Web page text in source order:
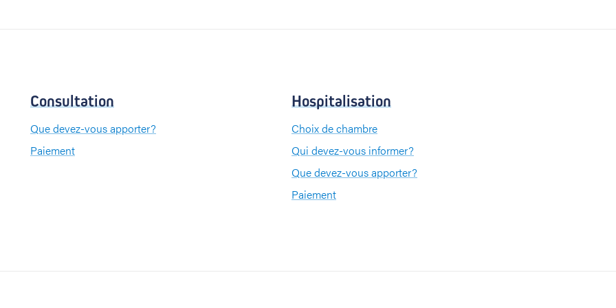
Consultation
Que devez-vous apporter?
Paiement
Hospitalisation
Choix de chambre
Qui devez-vous informer?
Que devez-vous apporter?
Paiement